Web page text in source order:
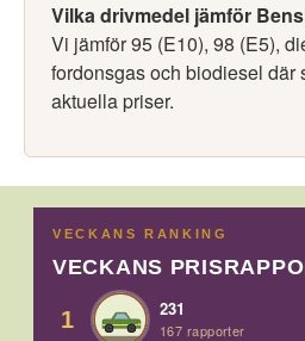
Vilka drivmedel jämför
Vi jämför 95 (E10), 98 (E5),
fordonsgas och biodiesel där
aktuella priser.
VECKANS RANKING
VECKANS
1 231
167 rapporter